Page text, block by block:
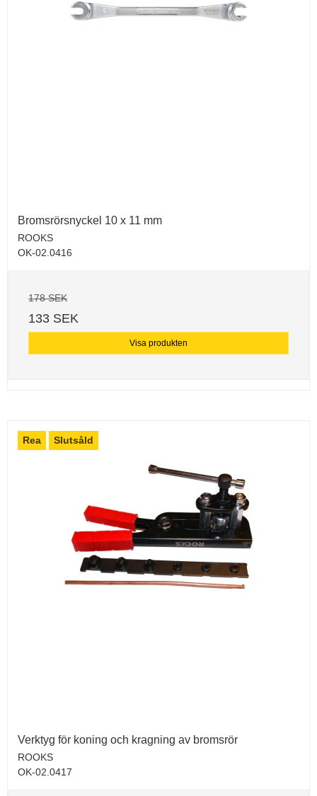
Bromsrörsnyckel 10 x 11 mm
ROOKS
OK-02.0416
178 SEK
133 SEK
Visa produkten
Rea Slutsåld
Verktyg för koning och kragning av bromsrör
ROOKS
OK-02.0417